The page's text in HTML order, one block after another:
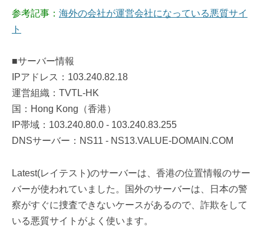
参考記事： 海外の会社が運営会社になっている悪質サイ
ト
■サーバー情報
IPアドレス：103.240.82.18
運営組織：TVTL-HK
国：Hong Kong（香港）
IP帯域：103.240.80.0 - 103.240.83.255
DNSサーバー：NS11 - NS13.VALUE-DOMAIN.COM
Latest(レイテスト)のサーバーは、香港の位置情報のサー
バーが使われていました。国外のサーバーは、日本の警
察がすぐに捜査できないケースがあるので、詐欺をして
いる悪質サイトがよく使います。